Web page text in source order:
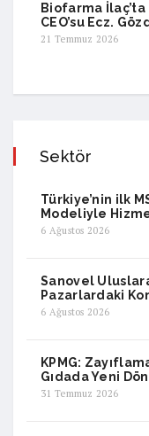
Biofarma
CEO’su Ecz.
21 Temmuz 2026
Sektör
Türkiye’nin ilk
Modeliyle
6 Ağustos 2026
Sanovel
Pazarlardaki
6 Ağustos 2026
KPMG:
Gıdada Yeni
31 Temmuz 2026